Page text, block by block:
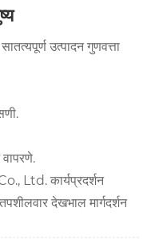
उत्पादन गुणवत्ता
Ltd. कार्यप्रदर्शन
देखभाल मार्गदर्शन